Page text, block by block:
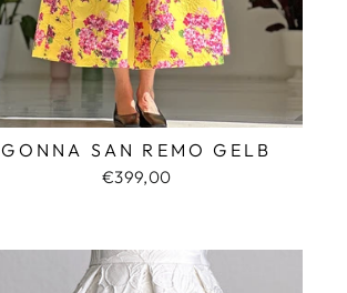
GONNA SAN REMO GELB
€399,00